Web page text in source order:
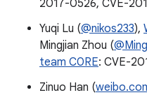
2017-0526, CVE-
Yuqi Lu (@nikos233),
Mingjian Zhou (
team C0RE: CVE-
Zinuo Han (